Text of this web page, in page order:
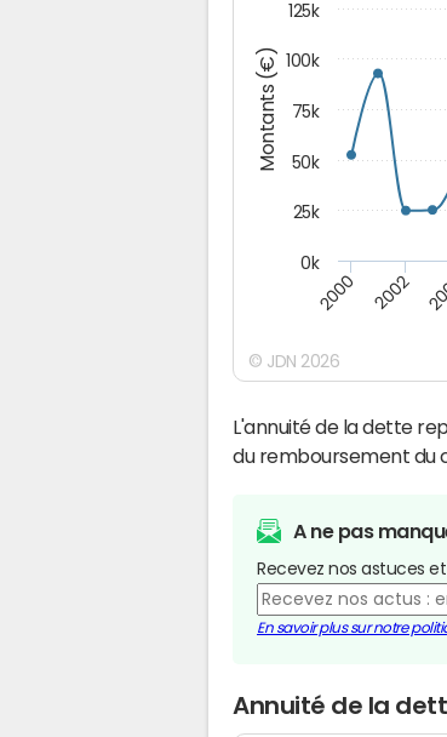
Montants (€)
2000 2002
0k
25k
50k
75k
100k
125k
© JDN 2026
L'annuité de la dette
du remboursement du
A ne pas
Recevez nos astuces
En savoir plus sur notre
Annuité de la